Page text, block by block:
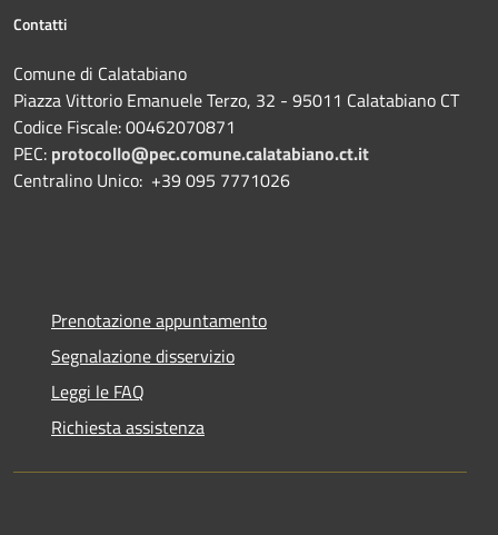
Contatti
Comune di Calatabiano
Piazza Vittorio Emanuele Terzo, 32 - 95011 Calatabiano CT
Codice Fiscale: 00462070871
PEC: protocollo@pec.comune.calatabiano.ct.it
Centralino Unico: +39 095 7771026
Prenotazione appuntamento
Segnalazione disservizio
Leggi le FAQ
Richiesta assistenza